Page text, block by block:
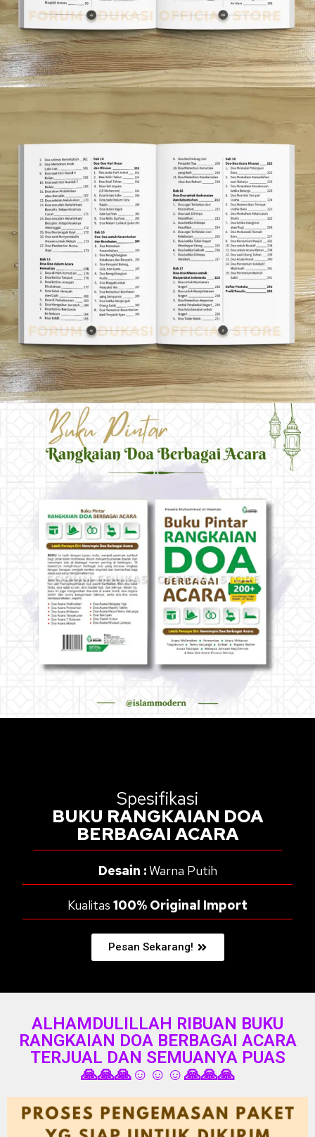
Spesifikasi
BUKU RANGKAIAN DOA
BERBAGAI ACARA
Desain :Warna Putih
Kualitas 100% Original Import
Pesan Sekarang!
ALHAMDULILLAH RIBUAN BUKU
RANGKAIAN DOA BERBAGAI ACARA
TERJUAL DAN SEMUANYA PUAS
🙏🙏🙏☺️☺️☺️🙏🙏🙏